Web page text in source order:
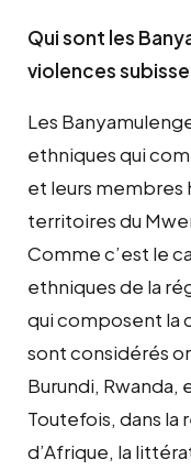
Qui sont les
violences
Les
ethniques qui
et leurs
territoires du
Comme c’est le
ethniques de la
qui composent la
sont considérés
Burundi, Rwanda,
Toutefois, dans la
d’Afrique, la